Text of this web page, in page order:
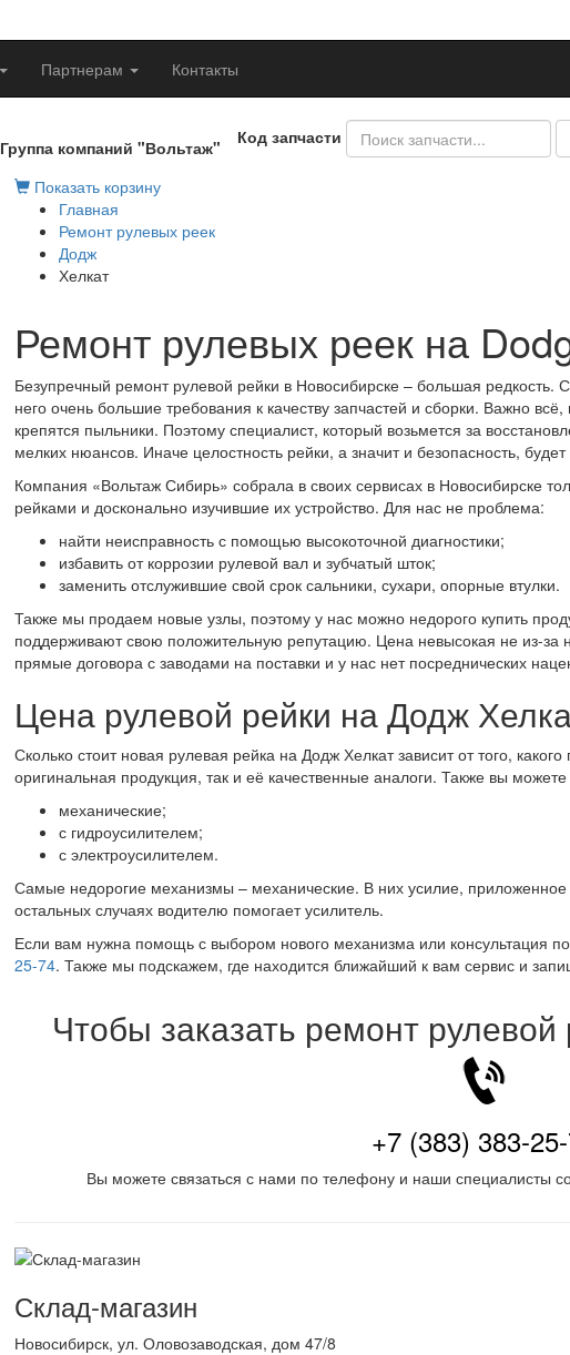
Партнерам Контакты
Группа компаний "Вольтаж"
Код запчасти
Показать корзину
Главная
Ремонт рулевых реек
Додж
Хелкат
Ремонт рулевых реек на
Безупречный ремонт рулевой рейки в Новосибирске – большая
него очень большие требования к качеству запчастей и сборки. Важно
крепятся пыльники. Поэтому специалист, который возьмется за
мелких нюансов. Иначе целостность рейки, а значит и безопасность, будет
Компания «Вольтаж Сибирь» собрала в своих сервисах в Новосибирске
рейками и досконально изучившие их устройство. Для нас не проблема:
найти неисправность с помощью высокоточной диагностики;
избавить от коррозии рулевой вал и зубчатый шток;
заменить отслужившие свой срок сальники, сухари, опорные втулки.
Также мы продаем новые узлы, поэтому у нас можно недорого купить
поддерживают свою положительную репутацию. Цена невысокая не из-за
прямые договора с заводами на поставки и у нас нет посреднических
Цена рулевой рейки на Додж
Сколько стоит новая рулевая рейка на Додж Хелкат зависит от того,
оригинальная продукция, так и её качественные аналоги. Также вы можете
механические;
с гидроусилителем;
с электроусилителем.
Самые недорогие механизмы – механические. В них усилие,
остальных случаях водителю помогает усилитель.
Если вам нужна помощь с выбором нового механизма или консультация
25-74. Также мы подскажем, где находится ближайший к вам сервис и
Чтобы заказать ремонт
+7 (383) 383-
Вы можете связаться с нами по телефону и наши специалисты
Склад-магазин
Новосибирск, ул. Оловозаводская, дом 47/8